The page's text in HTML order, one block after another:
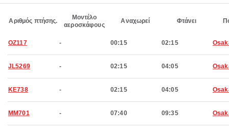
Αριθμός πτήσης.
Μοντέλο
αεροσκάφους
Αναχωρεί Φτάνει
OZ117 - 00:15 02:15
JL5269 - 02:15 04:05
KE738 - 02:15 04:05
MM701 - 07:40 09:35